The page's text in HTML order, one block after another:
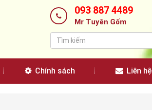
093 887 4489
Mr Tuyên Gốm
Chính sách Liên hệ